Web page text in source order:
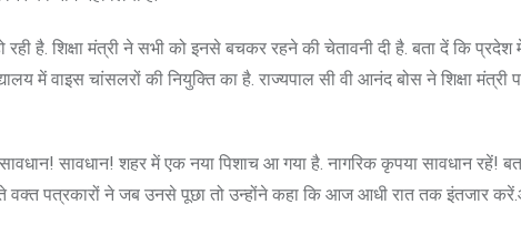
रही है. शिक्षा मंत्री ने सभी को इनसे बचकर रहने की चेतावनी दी है. बता दें कि
में वाइस चांसलरों की नियुक्ति का है. राज्यपाल सी वी आनंद बोस ने शिक्षा मंत्री
सावधान! शहर में एक नया पिशाच आ गया है. नागरिक कृपया सावधान रहें!
वक्त पत्रकारों ने जब उनसे पूछा तो उन्होंने कहा कि आज आधी रात तक इंतजार